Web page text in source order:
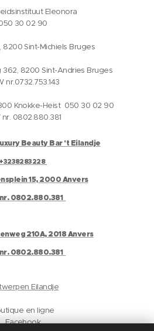
Eleonora
30 02 90
8200 Sint-Michiels Bruges
8200 Sint-Andries Bruges
nr.0732.753.143
Knokke-Heist 050 30 02 90
nr. 0802.880.381
Beauty Bar 't Eilandje
+3238283228
15, 2000 Anvers
0802.880.381
210A, 2018 Anvers
0802.880.381
Eilandje
en ligne
Facebook